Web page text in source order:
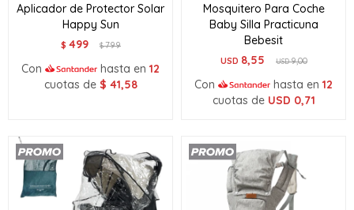
Aplicador de Protector Solar
Happy Sun
$ 499 $799
Con hasta en 12
cuotas de $ 41,58
Mosquitero Para Coche
Baby Silla Practicuna
Bebesit
USD 8,55 USD9,00
Con hasta en 12
cuotas de USD 0,71